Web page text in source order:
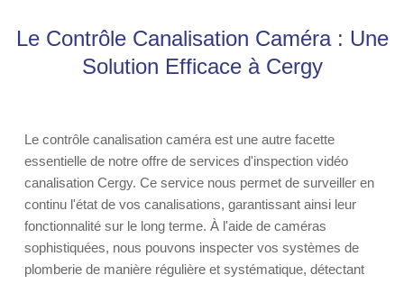
Le Contrôle Canalisation Caméra : Une
Solution Efficace à Cergy
Le contrôle canalisation caméra est une autre facette
essentielle de notre offre de services d'inspection vidéo
canalisation Cergy. Ce service nous permet de surveiller en
continu l'état de vos canalisations, garantissant ainsi leur
fonctionnalité sur le long terme. À l'aide de caméras
sophistiquées, nous pouvons inspecter vos systèmes de
plomberie de manière régulière et systématique, détectant